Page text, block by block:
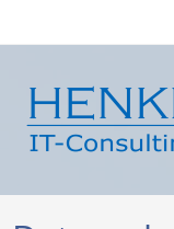
Inhalt